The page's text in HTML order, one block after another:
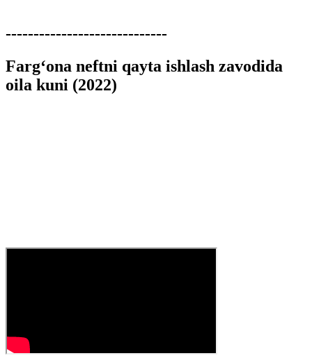
-----------------------------
Farg‘ona neftni qayta ishlash zavodida
oila kuni (2022)